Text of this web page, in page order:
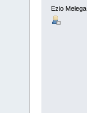
Ezio Melega